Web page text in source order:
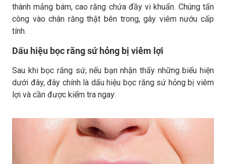
thành mảng bám, cao răng chứa đầy vi khuẩn. Chúng tấn
công vào chân răng thật bên trong, gây viêm nướu cấp
tính.
Dấu hiệu bọc răng sứ hỏng bị viêm lợi
Sau khi bọc răng sứ, nếu bạn nhận thấy những biểu hiện
dưới đây, đây chính là dấu hiệu bọc răng sứ hỏng bị viêm
lợi và cần được kiểm tra ngay: